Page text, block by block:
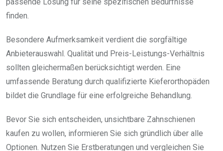
finden.
Besondere Aufmerksamkeit verdient die sorgfältige
Anbieterauswahl. Qualität und Preis-Leistungs-Verhältnis
sollten gleichermaßen berücksichtigt werden. Eine
umfassende Beratung durch qualifizierte Kieferorthopäden
bildet die Grundlage für eine erfolgreiche Behandlung.
Bevor Sie sich entscheiden, unsichtbare Zahnschienen
kaufen zu wollen, informieren Sie sich gründlich über alle
Optionen. Nutzen Sie Erstberatungen und vergleichen Sie